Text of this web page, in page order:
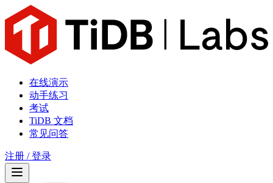
在线演示
动手练习
考试
TiDB 文档
常见问答
注册 / 登录